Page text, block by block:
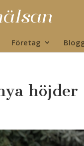
Företag
höjder